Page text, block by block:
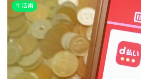
生活術